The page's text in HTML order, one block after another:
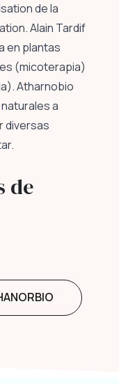
de la
Alain Tardif
en plantas
(micoterapia)
Atharnobio
a
diversas
de